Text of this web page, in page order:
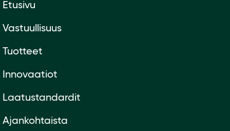
Etusivu
Vastuullisuus
Tuotteet
Innovaatiot
Laatustandardit
Ajankohtaista